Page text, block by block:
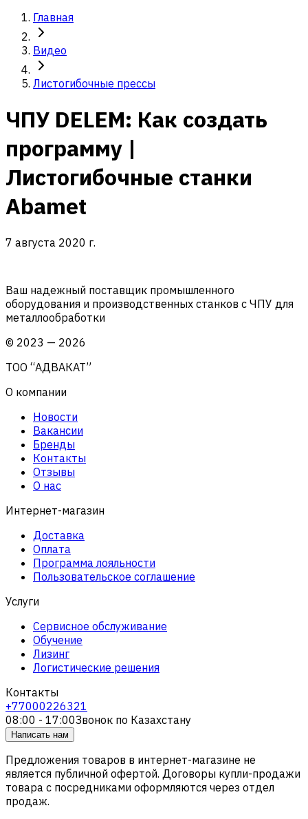
Главная
Видео
Листогибочные прессы
ЧПУ DELEM: Как создать
программу |
Листогибочные станки
Abamet
7 августа 2020 г.
Ваш надежный поставщик промышленного
оборудования и производственных станков с ЧПУ для
металлообработки
© 2023 — 2026
ТОО “АДВАКАТ”
О компании
Новости
Вакансии
Бренды
Контакты
Отзывы
О нас
Интернет-магазин
Доставка
Оплата
Программа лояльности
Пользовательское соглашение
Услуги
Сервисное обслуживание
Обучение
Лизинг
Логистические решения
Контакты
+77000226321
08:00 - 17:00Звонок по Казахстану
Написать нам
Предложения товаров в интернет-магазине не
является публичной офертой. Договоры купли-продажи
товара с посредниками оформляются через отдел
продаж.